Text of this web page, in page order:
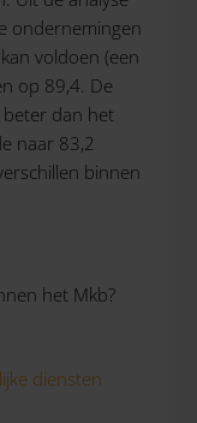
ondernemingen
voldoen (een
op 89,4. De
dan het
naar 83,2
binnen
het Mkb?
diensten